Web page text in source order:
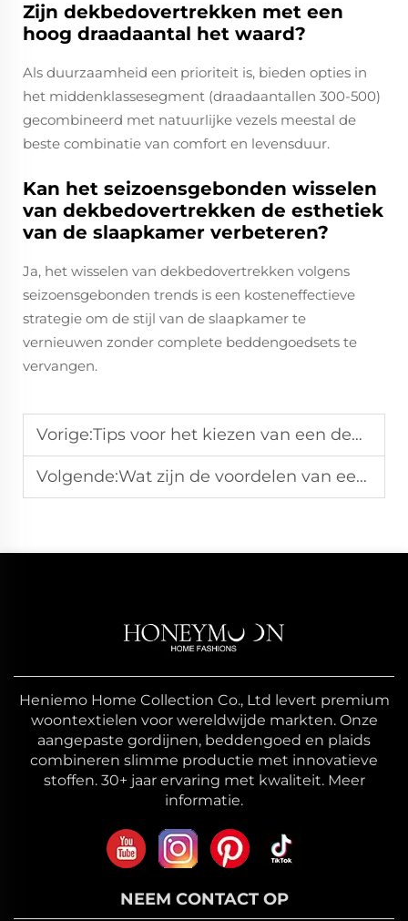
Zijn dekbedovertrekken met een
hoog draadaantal het waard?
Als duurzaamheid een prioriteit is, bieden opties in
het middenklassesegment (draadaantallen 300-500)
gecombineerd met natuurlijke vezels meestal de
beste combinatie van comfort en levensduur.
Kan het seizoensgebonden wisselen
van dekbedovertrekken de esthetiek
van de slaapkamer verbeteren?
Ja, het wisselen van dekbedovertrekken volgens
seizoensgebonden trends is een kosteneffectieve
strategie om de stijl van de slaapkamer te
vernieuwen zonder complete beddengoedsets te
vervangen.
Vorige:Tips voor het kiezen van een dekbedovertrek dat gemakkelijk schoon te houden is
Volgende:Wat zijn de voordelen van een dekbedovertrek met ritssluiting?
Heniemo Home Collection Co., Ltd levert premium
woontextielen voor wereldwijde markten. Onze
aangepaste gordijnen, beddengoed en plaids
combineren slimme productie met innovatieve
stoffen. 30+ jaar ervaring met kwaliteit. Meer
informatie.
NEEM CONTACT OP